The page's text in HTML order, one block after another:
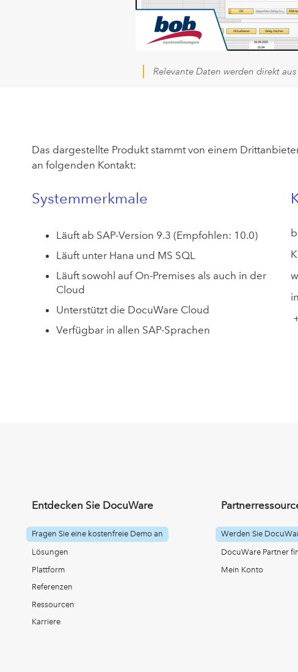
Relevante Daten werden direkt
Das dargestellte Produkt stammt von einem
an folgenden Kontakt:
Systemmerkmale
Läuft ab SAP-Version 9.3 (Empfohlen: 10.0)
Läuft unter Hana und MS SQL
Läuft sowohl auf On-Premises als auch in der
Cloud
Unterstützt die DocuWare Cloud
Verfügbar in allen SAP-Sprachen
Entdecken Sie DocuWare
Fragen Sie eine kostenfreie Demo an
Lösungen
Plattform
Referenzen
Ressourcen
Karriere
Werden Sie
DocuWare Partner
Mein Konto